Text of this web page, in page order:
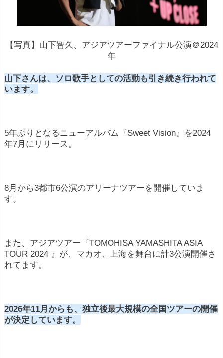
【写真】山下智久、アジアツアーファイナル公演＠2024
年
山下さんは、ソロ歌手としての活動も引き続き行われて
います。
5年ぶりとなるニューアルバム『Sweet Vision』を2024
年7月にリリース。
8月から3都市6公演のアリーナツアーを開催していま
す。
また、アジアツアー『TOMOHISA YAMASHITA ASIA
TOUR 2024 』が、マカオ、上海を舞台に計3公演開催さ
れてます。
2026年11月からも、独立後最大規模の全国ツアーの開催
が決定しています。